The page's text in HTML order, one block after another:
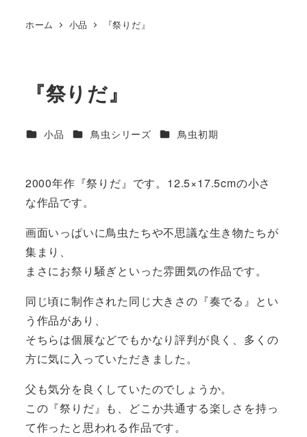
ホーム 小品 『祭りだ』
『祭りだ』
カテゴリー
小品 カテゴリー
鳥虫シリーズ カテゴリー
鳥虫初期
2000年作『祭りだ』です。12.5×17.5cmの小さ
な作品です。
画面いっぱいに鳥虫たちや不思議な生き物たちが
集まり、
まさにお祭り騒ぎといった雰囲気の作品です。
同じ頃に制作された同じ大きさの『奏でる』とい
う作品があり、
そちらは個展などでもかなり評判が良く、多くの
方に気に入っていただきました。
父も気分を良くしていたのでしょうか。
この『祭りだ』も、どこか共通する楽しさを持っ
て作ったと思われる作品です。